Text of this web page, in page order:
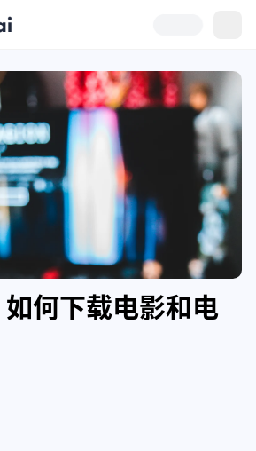
何下载电影和电